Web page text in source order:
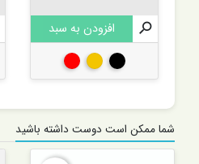

افزودن به سبد
مشکیطلاییقرمز
شما ممکن است دوست داشته باشید